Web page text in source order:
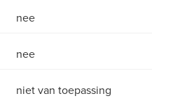
nee
nee
niet van toepassing